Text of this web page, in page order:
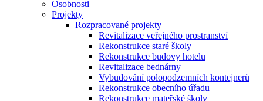
Osobnosti
Projekty
Rozpracované projekty
Revitalizace veřejného prostranství
Rekonstrukce staré školy
Rekonstrukce budovy hotelu
Revitalizace bednárny
Vybudování polopodzemních kontejnerů
Rekonstrukce obecního úřadu
Rekonstrukce mateřské školy